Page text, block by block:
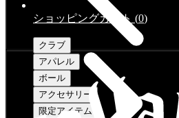
ショッピングカート (0)
クラブ
アパレル
ボール
アクセサリー
限定アイテム